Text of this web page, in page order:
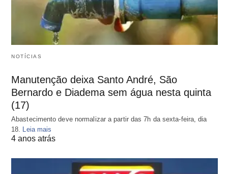
NOTÍCIAS
Manutenção deixa Santo André, São
Bernardo e Diadema sem água nesta quinta
(17)
Abastecimento deve normalizar a partir das 7h da sexta-feira, dia
18.
Leia mais
4 anos atrás